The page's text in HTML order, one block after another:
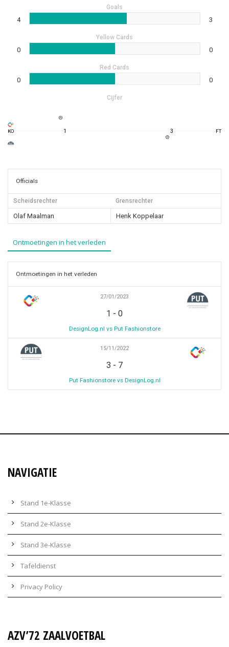
Goals
4 3
Yellow Cards
0 0
Red Cards
0 0
Cijfer
KO 1 3 FT
Officials
Scheidsrechter Grensrechter
Olaf Maalman Henk Koppelaar
Ontmoetingen in het verleden
Ontmoetingen in het verleden
27/01/2023
1 - 0
DesignLog.nl vs Put Fashionstore
15/11/2022
3 - 7
Put Fashionstore vs DesignLog.nl
NAVIGATIE
Stand 1e-Klasse
Stand 2e-Klasse
Stand 3e-Klasse
Tafeldienst
Privacy Policy
AZV’72 ZAALVOETBAL